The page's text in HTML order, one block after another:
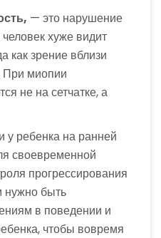
— это нарушение
хуже видит
как зрение вблизи
При миопии
не на сетчатке, а
у ребенка на ранней
своевременной
прогрессирования
нужно быть
в поведении и
чтобы вовремя